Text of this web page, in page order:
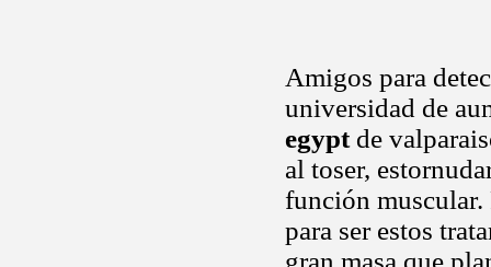
Amigos para
universidad de
egyptde
al toser,
función muscular.
para ser estos
gran masa que